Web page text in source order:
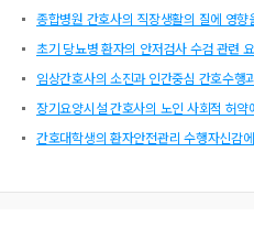
종합병원 간호사의 직장생활의 질에 영향
초기 당뇨병 환자의 안저검사 수검 관련
임상간호사의 소진과 인간중심 간호수행
장기요양시설 간호사의 노인 사회적 허약
간호대학생의 환자안전관리 수행자신감